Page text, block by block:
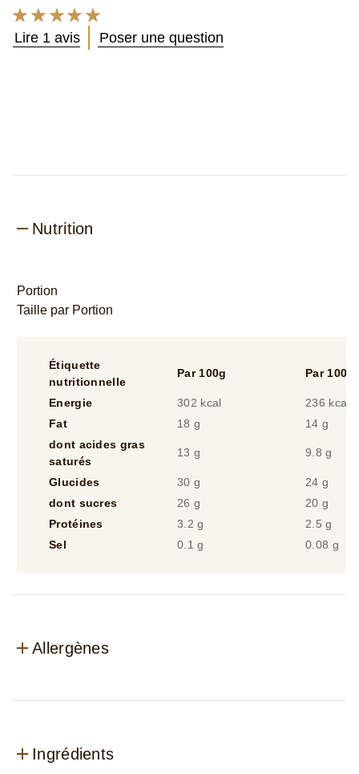
La
moyenne
sur
partir
Lire 1 avis Poser une question
Nutrition
Portion
Taille par Portion
Étiquette
nutritionnelle
Par 100g Par
Energie 302 kcal
236 kcal
Fat
18 g
14 g
dont acides gras
saturés
13 g 9.8 g
Glucides 30 g
24 g
dont sucres
26 g
20 g
Protéines
3.2 g
2.5 g
Sel
0.1 g 0.08 g
Allergènes
Ingrédients